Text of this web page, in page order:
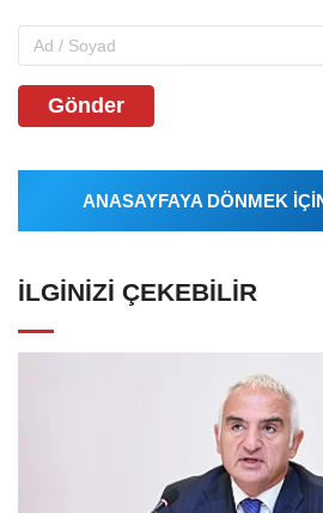
Gönder
ANASAYFAYA DÖNMEK
İLGINIZI ÇEKEBILIR